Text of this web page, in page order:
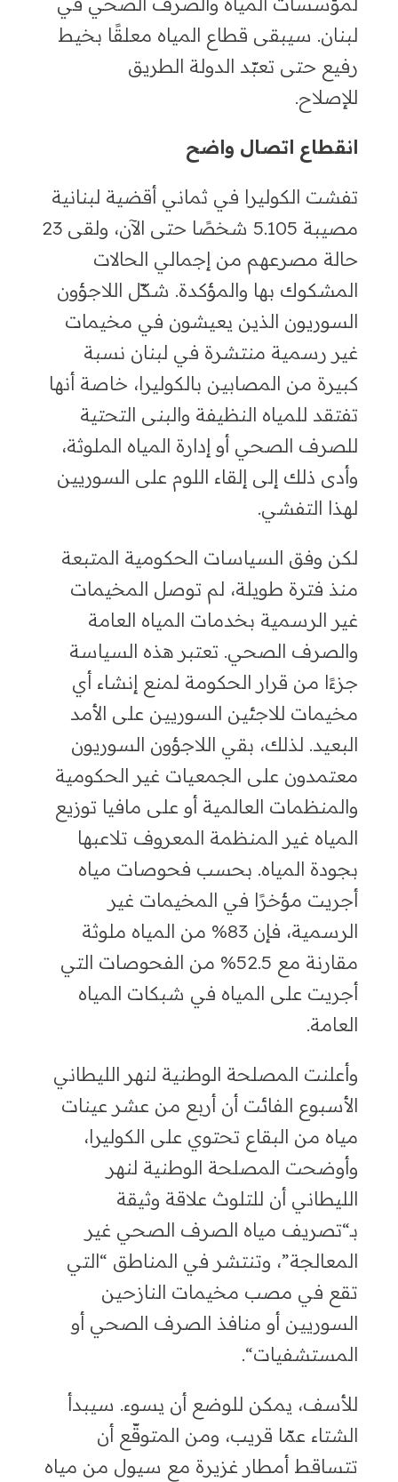
لبنان. سيبقى قطاع المياه معلقًا بخيط
رفيع حتى تعبّد الدولة الطريق
للإصلاح.
انقطاع اتصال واضح
تفشت الكوليرا في ثماني أقضية لبنانية
مصيبة 5.105 شخص ًا حتى الآن،ولقى23
حالة مصرعهم منإجمالي الحالات
المشكوك بها والمؤكدة. شكّل اللاجؤون
السوريون الذين يعيشون في مخيمات
غير رسمية منتشرة في لبنان نسبة
كبيرة من المصابين بالكوليرا،خاصة أنها
تفتقد للمياه النظيفة والبنى التحتية
للصرف الصحي أو إدارة المياه الملوثة،
وأدى ذلك إلى إلقاء اللوم على السوريين
لهذا التفشي.
لكن وفق السياسات الحكومية المتبعة
منذ فترة طويلة،لم توصل المخيمات
غير الرسمية بخدمات المياه العامة
والصرف الصحي. تعتبر هذه السياسة
جزءًا من قرار الحكومة لمنع إنشاء أي
مخيمات للاجئين السوريين على الأمد
البعيد. لذلك، بقي اللاجؤون السوريون
معتمدون على الجمعيات غير الحكومية
والمنظمات العالمية أو على مافيا توزيع
المياه غير المنظمة المعروف تلاعبها
بجودة المياه. بحسب فحوصات مياه
أجريت مؤخرًا في المخيمات غير
الرسمية،فإن83% من المياه ملوثة
مقارنة مع 52.5% من الفحوصات التي
أجريت على المياه في شبكات المياه
العامة.
وأعلنت المصلحة الوطنية لنهر الليطاني
الأسبوع الفائت أن أربع من عشر عينات
مياه من البقاع تحتوي على الكوليرا،
وأوضحت المصلحة الوطنية لنهر
الليطاني أن للتلوث علاقة وثيقة
“تصريف مياه الصرف الصحي غير
المعالجة”،وتنتشر في المناطق“ التي
تقع في مصب مخيمات النازحين
السوريين أو منافذ الصرف الصحي أو
المستشفيات“.
للأسف، يمكن للوضع أن يسوء. سيبدأ
الشتاء عمّا قريب،ومن المتوقّع أن
تتساقط أمطار غزيرة مع
سيول من مياه